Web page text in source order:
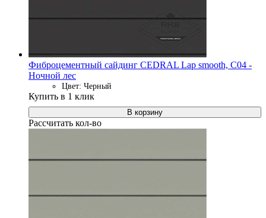
Фиброцементный сайдинг CEDRAL Lap smooth, C04 -
Ночной лес
Цвет: Черный
Купить в 1 клик
В корзину
Рассчитать кол-во